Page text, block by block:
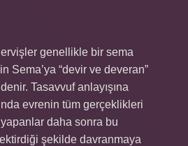
genellikle bir sema
Sema’ya “devir ve deveran”
Tasavvuf anlayışına
evrenin tüm gerçeklikleri
daha sonra bu
şekilde davranmaya